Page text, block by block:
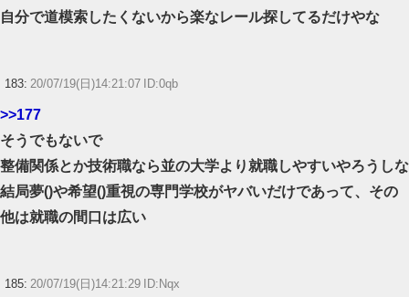
自分で道模索したくないから楽なレール探してるだけやな
183: 20/07/19(日)14:21:07 ID:0qb
>>177
そうでもないで
整備関係とか技術職なら並の大学より就職しやすいやろうしな
結局夢()や希望()重視の専門学校がヤバいだけであって、その
他は就職の間口は広い
185: 20/07/19(日)14:21:29 ID:Nqx